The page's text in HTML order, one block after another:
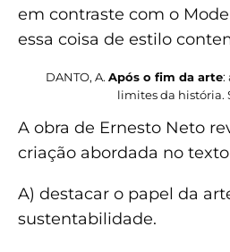
em contraste com o
essa coisa de estilo
DANTO, A. Após o fim da arte:
limites da história.
A obra de Ernesto Neto
criação abordada no
A) destacar o papel da
sustentabilidade.